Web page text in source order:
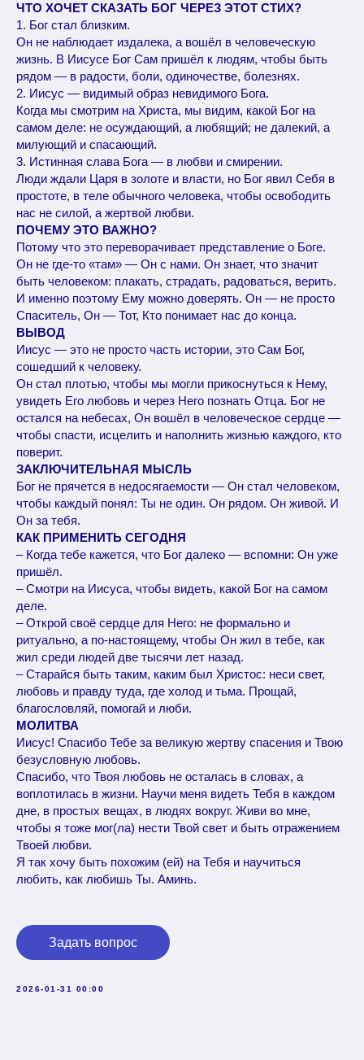
ЧТО ХОЧЕТ СКАЗАТЬ БОГ ЧЕРЕЗ ЭТОТ СТИХ?
1. Бог стал близким.
Он не наблюдает издалека, а вошёл в человеческую
жизнь. В Иисусе Бог Сам пришёл к людям, чтобы быть
рядом — в радости, боли, одиночестве, болезнях.
2. Иисус — видимый образ невидимого Бога.
Когда мы смотрим на Христа, мы видим, какой Бог на
самом деле: не осуждающий, а любящий; не далекий, а
милующий и спасающий.
3. Истинная слава Бога — в любви и смирении.
Люди ждали Царя в золоте и власти, но Бог явил Себя в
простоте, в теле обычного человека, чтобы освободить
нас не силой, а жертвой любви.
ПОЧЕМУ ЭТО ВАЖНО?
Потому что это переворачивает представление о Боге.
Он не где-то «там» — Он с нами. Он знает, что значит
быть человеком: плакать, страдать, радоваться, верить.
И именно поэтому Ему можно доверять. Он — не просто
Спаситель, Он — Тот, Кто понимает нас до конца.
ВЫВОД
Иисус — это не просто часть истории, это Сам Бог,
сошедший к человеку.
Он стал плотью, чтобы мы могли прикоснуться к Нему,
увидеть Его любовь и через Него познать Отца. Бог не
остался на небесах, Он вошёл в человеческое сердце —
чтобы спасти, исцелить и наполнить жизнью каждого, кто
поверит.
ЗАКЛЮЧИТЕЛЬНАЯ МЫСЛЬ
Бог не прячется в недосягаемости — Он стал человеком,
чтобы каждый понял: Ты не один. Он рядом. Он живой. И
Он за тебя.
КАК ПРИМЕНИТЬ СЕГОДНЯ
– Когда тебе кажется, что Бог далеко — вспомни: Он уже
пришёл.
– Смотри на Иисуса, чтобы видеть, какой Бог на самом
деле.
– Открой своё сердце для Него: не формально и
ритуально, а по-настоящему, чтобы Он жил в тебе, как
жил среди людей две тысячи лет назад.
– Старайся быть таким, каким был Христос: неси свет,
любовь и правду туда, где холод и тьма. Прощай,
благословляй, помогай и люби.
МОЛИТВА
Иисус! Спасибо Тебе за великую жертву спасения и Твою
безусловную любовь.
Спасибо, что Твоя любовь не осталась в словах, а
воплотилась в жизни. Научи меня видеть Тебя в каждом
дне, в простых вещах, в людях вокруг. Живи во мне,
чтобы я тоже мог(ла) нести Твой свет и быть отражением
Твоей любви.
Я так хочу быть похожим (ей) на Тебя и научиться
любить, как любишь Ты. Аминь.
Задать вопрос
2026-01-31 00:00